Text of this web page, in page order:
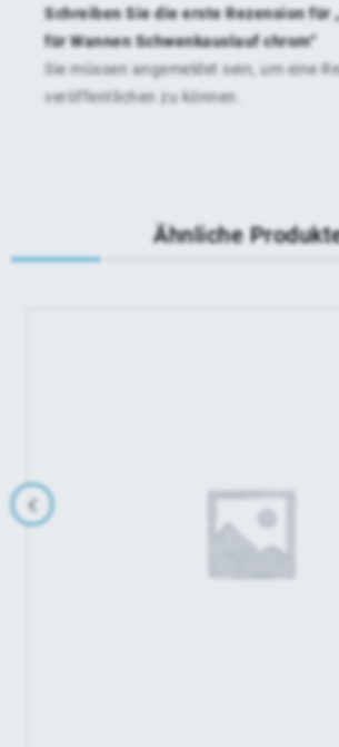
Schreiben Sie die erste Rezension für
für Wannen Schwenkauslauf chrom“
Sie müssen angemeldet sein, um eine
veröffentlichen zu können.
Ähnliche